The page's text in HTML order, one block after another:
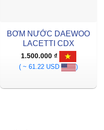
BƠM NƯỚC DAEWOO
LACETTI CDX
1.500.000 ₫
( ~ 61.22 USD
)